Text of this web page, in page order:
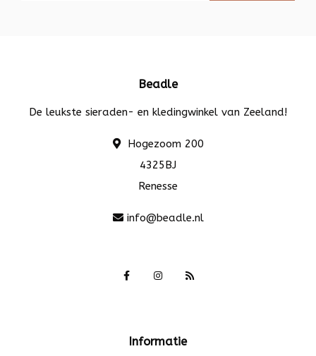
Beadle
De leukste sieraden- en kledingwinkel van Zeeland!
Hogezoom 200
4325BJ
Renesse
info@beadle.nl
Informatie